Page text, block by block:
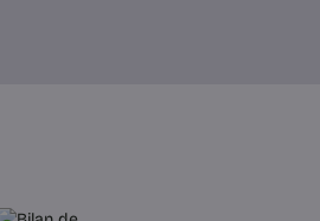
le nouveau
dans la